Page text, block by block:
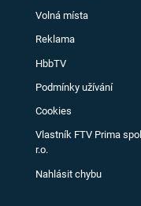
Volná místa
Reklama
HbbTV
Podmínky užívání
Cookies
Vlastník FTV Prima
r.o.
Nahlásit chybu